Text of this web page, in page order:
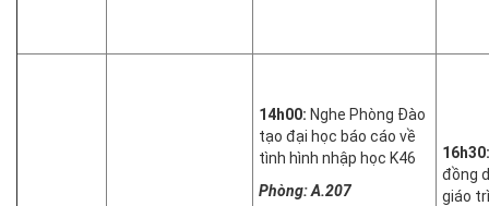
14h00: Nghe Phòng Đào
tạo đại học báo cáo về
tình hình nhập học K46
Phòng: A.207
16h30:
đồng
giáo